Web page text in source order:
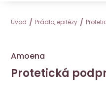
Úvod Prádlo, epitézy
Amoena
Protetická